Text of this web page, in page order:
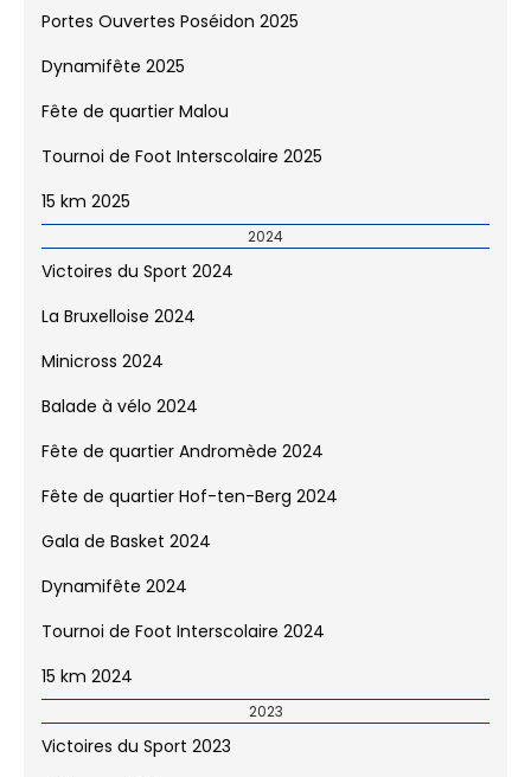
Portes Ouvertes Poséidon 2025
Dynamifête 2025
Fête de quartier Malou
Tournoi de Foot Interscolaire 2025
15 km 2025
2024
Victoires du Sport 2024
La Bruxelloise 2024
Minicross 2024
Balade à vélo 2024
Fête de quartier Andromède 2024
Fête de quartier Hof-ten-Berg 2024
Gala de Basket 2024
Dynamifête 2024
Tournoi de Foot Interscolaire 2024
15 km 2024
2023
Victoires du Sport 2023